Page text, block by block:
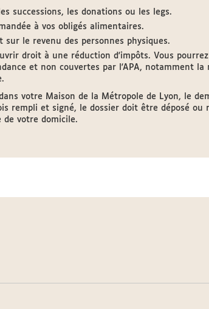
successions, les donations ou les legs.
à vos obligés alimentaires.
sur le revenu des personnes physiques.
droit à une réduction d'impôts. Vous
et non couvertes par l'APA, notamment
votre Maison de la Métropole de Lyon, le
rempli et signé, le dossier doit être déposé ou
de votre domicile.